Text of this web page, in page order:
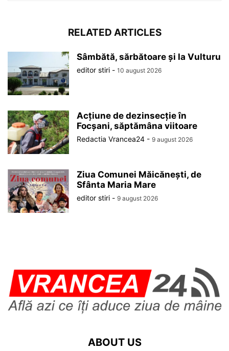
RELATED ARTICLES
Sâmbătă, sărbătoare și la Vulturu
editor stiri - 10 august 2026
Acțiune de dezinsecție în
Focșani, săptămâna viitoare
Redactia Vrancea24 - 9 august 2026
Ziua Comunei Măicănești, de
Sfânta Maria Mare
editor stiri - 9 august 2026
ABOUT US